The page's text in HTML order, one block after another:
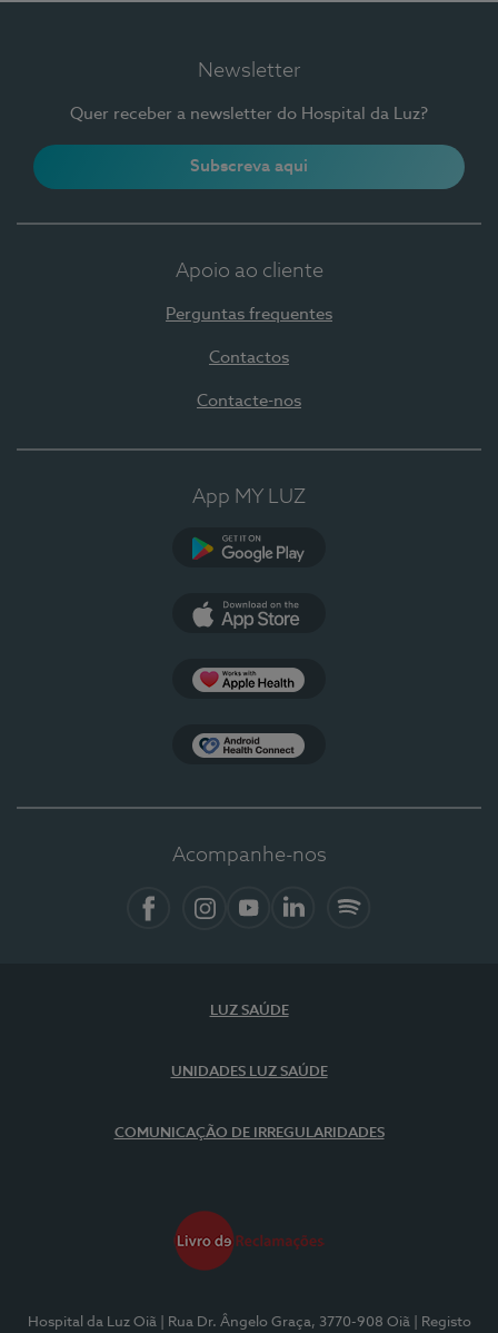
Newsletter
Quer receber a newsletter do Hospital da Luz?
Subscreva aqui
Apoio ao cliente
Perguntas frequentes
Contactos
Contacte-nos
App MY LUZ
Acompanhe-nos
LUZ SAÚDE
UNIDADES LUZ SAÚDE
COMUNICAÇÃO DE IRREGULARIDADES
Hospital da Luz Oiã | Rua Dr. Ângelo Graça, 3770-908 Oiã
| Registo